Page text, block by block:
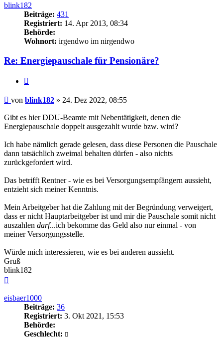
blink182
Beiträge: 431
Registriert: 14. Apr 2013, 08:34
Behörde:
Wohnort: irgendwo im nirgendwo
Re: Energiepauschale für Pensionäre?
Beitrag
von blink182 » 24. Dez 2022, 08:55
Gibt es hier DDU-Beamte mit Nebentätigkeit, denen die
Energiepauschale doppelt ausgezahlt wurde bzw. wird?
Ich habe nämlich gerade gelesen, dass diese Personen die Pauschale
dann tatsächlich zweimal behalten dürfen - also nichts
zurückgefordert wird.
Das betrifft Rentner - wie es bei Versorgungsempfängern aussieht,
entzieht sich meiner Kenntnis.
Mein Arbeitgeber hat die Zahlung mit der Begründung verweigert,
dass er nicht Hauptarbeitgeber ist und mir die Pauschale somit nicht
auszahlen darf...ich bekomme das Geld also nur einmal - von
meiner Versorgungsstelle.
Würde mich interessieren, wie es bei anderen aussieht.
Gruß
blink182
eisbaer1000
Beiträge: 36
Registriert: 3. Okt 2021, 15:53
Behörde:
Geschlecht: